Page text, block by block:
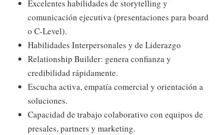
Excelentes habilidades de storytelling y
comunicación ejecutiva (presentaciones para board
o C-Level).
Habilidades Interpersonales y de Liderazgo
Relationship Builder: genera confianza y
credibilidad rápidamente.
Escucha activa, empatía comercial y orientación a
soluciones.
Capacidad de trabajo colaborativo con equipos de
presales, partners y marketing.